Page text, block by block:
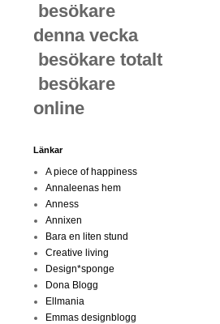
besökare
denna vecka
besökare totalt
besökare
online
Länkar
A piece of happiness
Annaleenas hem
Anness
Annixen
Bara en liten stund
Creative living
Design*sponge
Dona Blogg
Ellmania
Emmas designblogg